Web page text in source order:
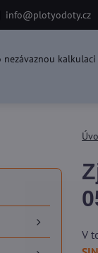
info@plotyodoty.cz
nezávaznou kalkulaci
V